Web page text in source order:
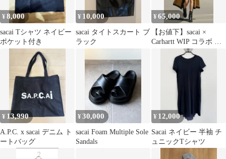
¥8,000
sacai Tシャツ ネイビー
ポケット付き
¥ 10,000
sacai タイトスカート ブ
ラック
¥65,000
【お値下】sacai ×
Carhartt WIP コラボ ワ
¥ 13,990
A.P.C. x sacai デニム ト
ートバッグ
¥30,000
sacai Foam Multiple Sole
Sandals
¥ 12,000
Sacai ネイビー 半袖 チ
ュニックTシャツ